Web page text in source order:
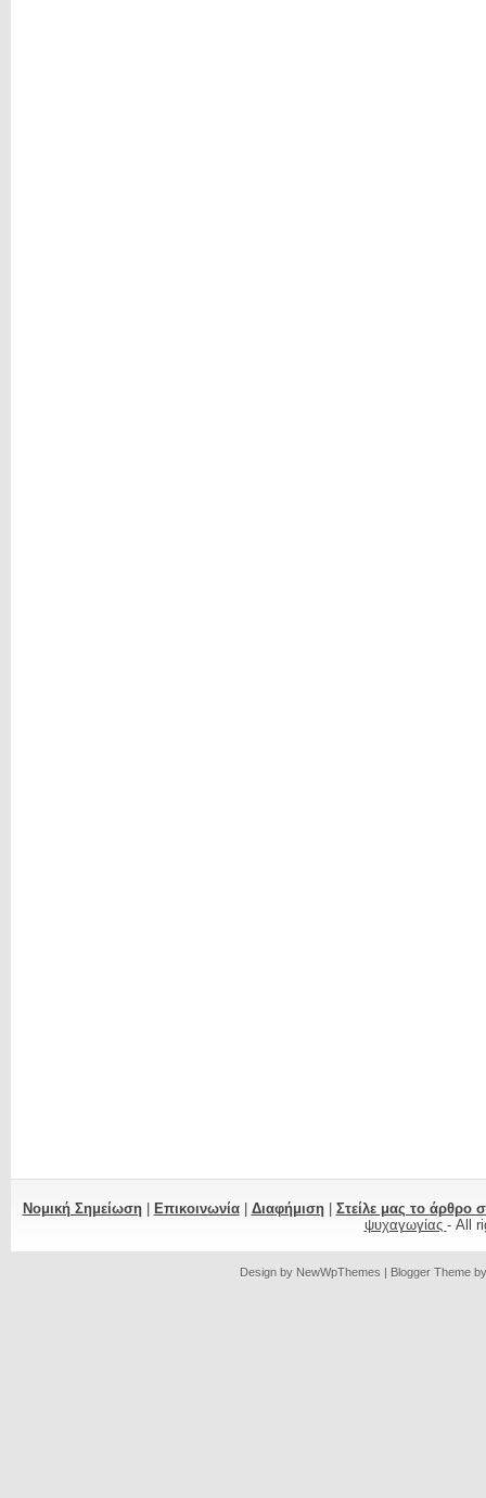
Νομική Σημείωση| Επικοινωνία| Διαφήμιση| Στείλε μας το άρθρο
ψυχαγωγίας - All
Design by NewWpThemes | Blogger Theme